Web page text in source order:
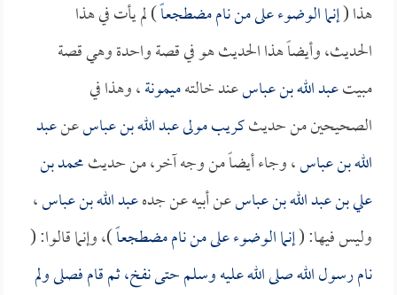
هذا (إنما الوضوء على من نام مضطجعاً) لم يأت في هذا
الحديث، وأيضاً هذا الحديث هو في قصة واحدة وهي قصة
مبيتعبد الله بن عباسعند خالتهميمونة، وهذا في
الصحيحين من حديثكريب مولى عبد الله بن عباسعنعبد
الله بن عباس، وجاء أيضاً من وجه آخر، من حديثمحمد بن
علي بن عبد الله بن عباسعن أبيه عن جدهعبد الله بن عباس،
وليس فيها: (إنما الوضوء على من نام مضطجعاً)، وإنما قالوا: (
نام رسول الله صلى الله عليه وسلم حتى نفخ، ثم قام فصلى ولم